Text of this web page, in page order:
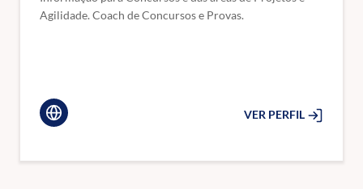
5 Tecnologias emergentes no setor público.
CIÊNCIA DE DADOS
7.1 Definição.
Agilidade. Coach de Concursos e Provas.
VER PERFIL